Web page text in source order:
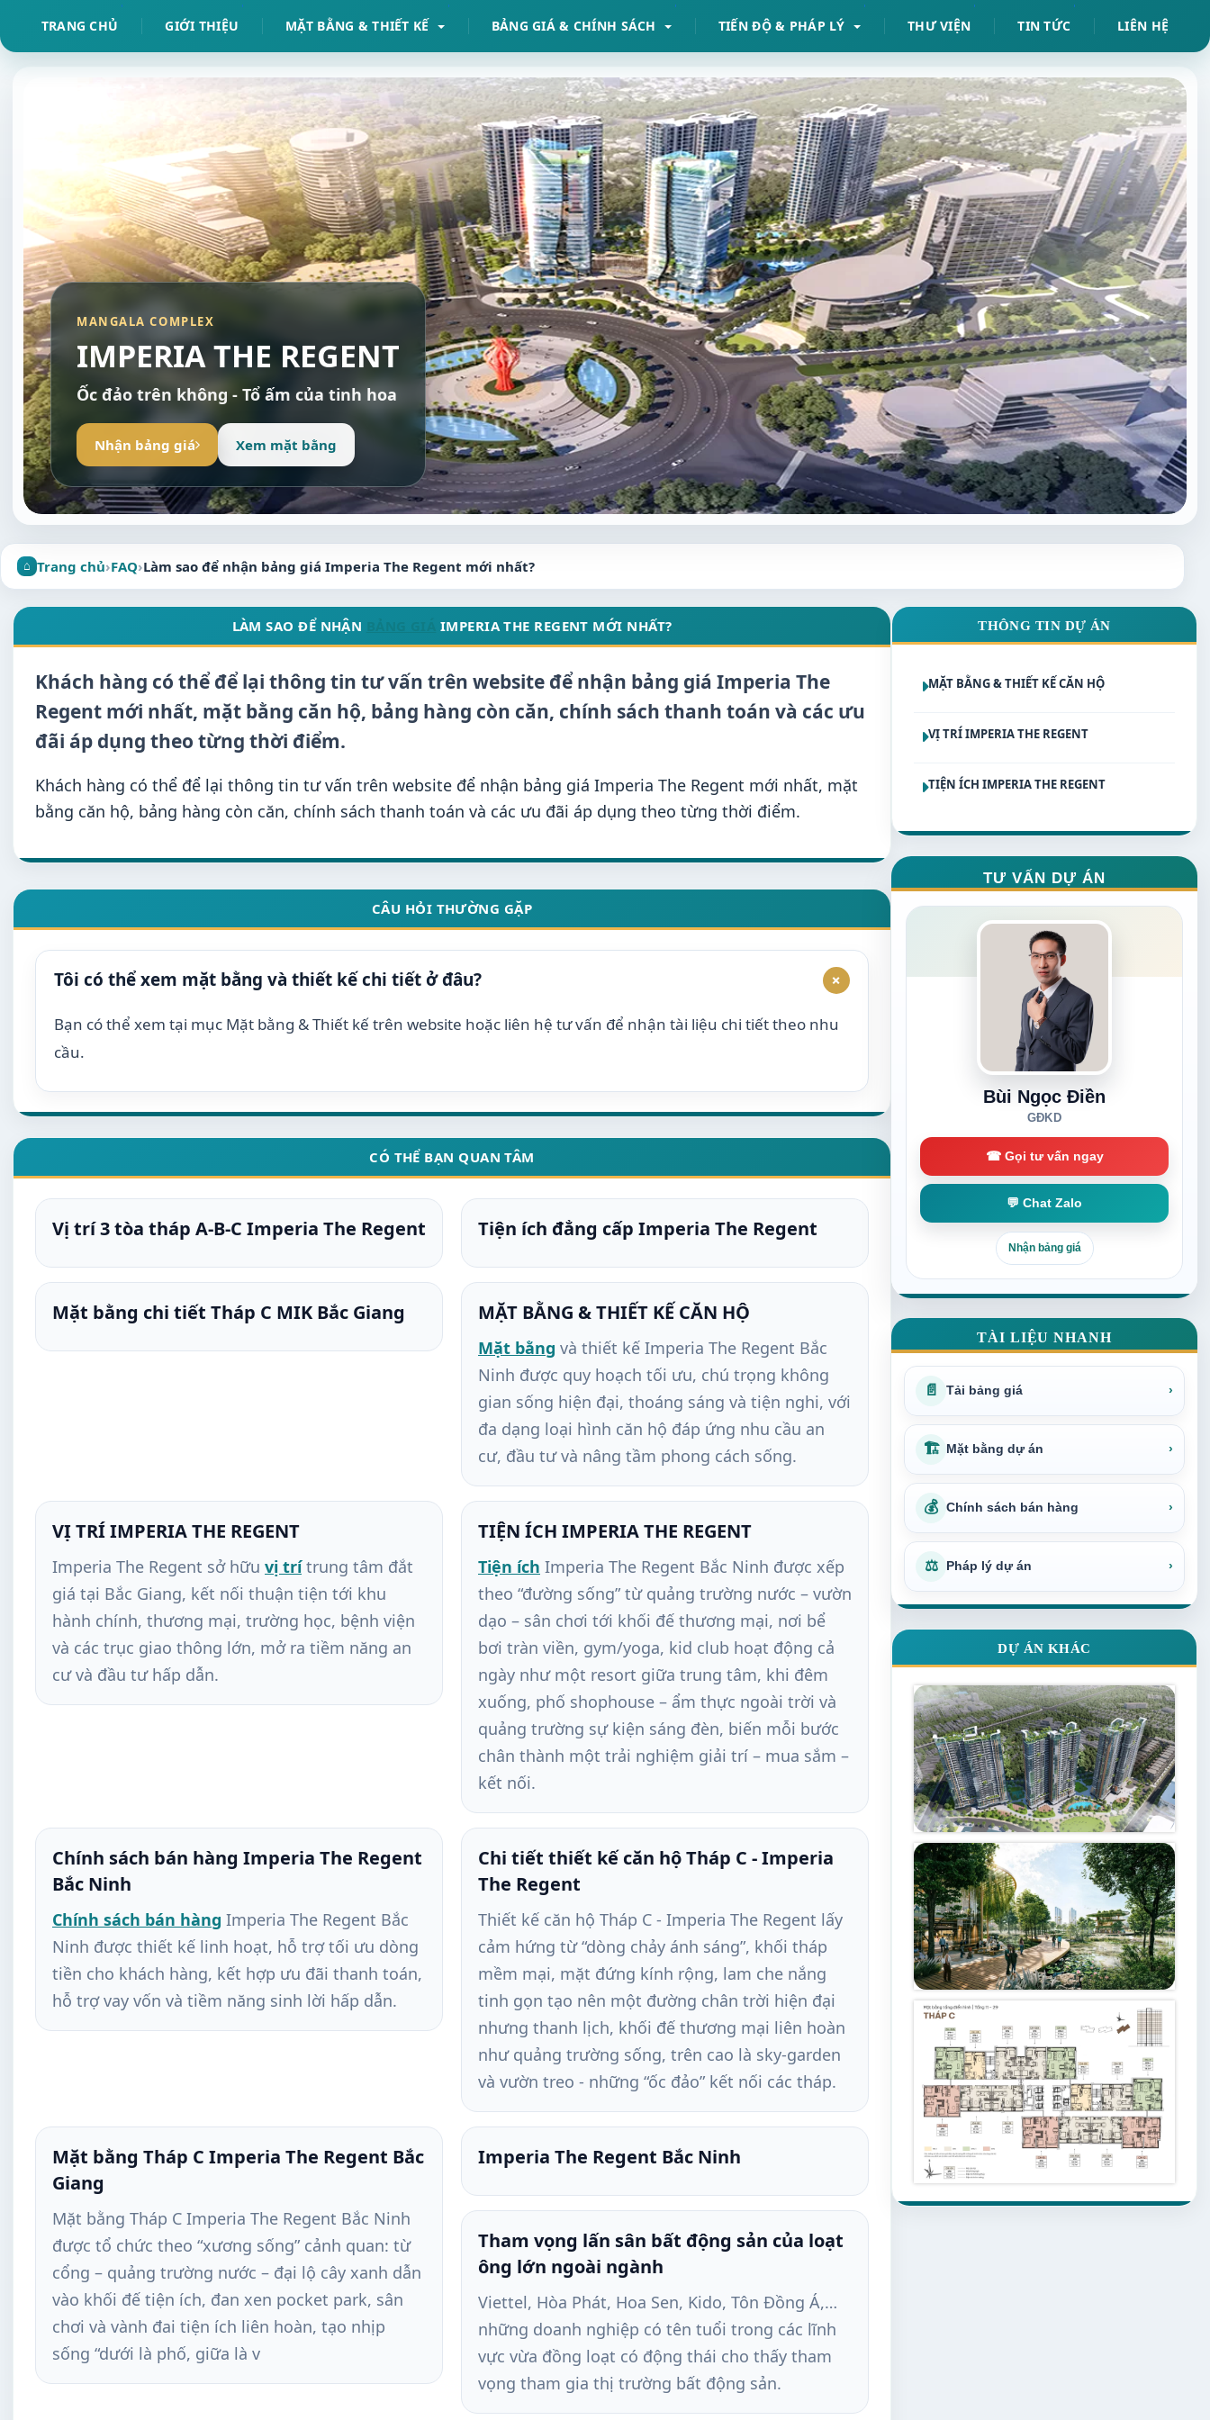
TRANG CHỦ GIỚI THIỆU MẶT BẰNG & THIẾT KẾ BẢNG GIÁ & CHÍNH SÁCH TIẾN ĐỘ & PHÁP LÝ THƯ VIỆN TIN TỨC LIÊN HỆ
MANGALA COMPLEX
IMPERIA THE REGENT
Ốc đảo trên không - Tổ ấm của tinh hoa
Nhận bảng giá Xem mặt bằng
Trang chủ›FAQ›Làm sao để nhận bảng giá Imperia The Regent mới nhất?
LÀM SAO ĐỂ NHẬN IMPERIA THE REGENT MỚI NHẤT?
Khách hàng có thể để lại thông tin tư vấn trên website để nhận bảng giá Imperia The
Regent mới nhất, mặt bằng căn hộ, bảng hàng còn căn, chính sách thanh toán và các ưu
đãi áp dụng theo từng thời điểm.
Khách hàng có thể để lại thông tin tư vấn trên website để nhận bảng giá Imperia The Regent mới nhất, mặt
bằng căn hộ, bảng hàng còn căn, chính sách thanh toán và các ưu đãi áp dụng theo từng thời điểm.
CÂU HỎI THƯỜNG GẶP
Tôi có thể xem mặt bằng và thiết kế chi tiết ở đâu? +
Bạn có thể xem tại mục Mặt bằng & Thiết kế trên website hoặc liên hệ tư vấn để nhận tài liệu chi tiết theo nhu
cầu.
CÓ THỂ BẠN QUAN TÂM
Vị trí 3 tòa tháp A-B-C Imperia The Regent Tiện ích đẳng cấp Imperia The Regent
Mặt bằng chi tiết Tháp C MIK Bắc Giang MẶT BẰNG & THIẾT KẾ CĂN HỘ
Mặt bằng và thiết kế Imperia The Regent Bắc
Ninh được quy hoạch tối ưu, chú trọng không
gian sống hiện đại, thoáng sáng và tiện nghi, với
đa dạng loại hình căn hộ đáp ứng nhu cầu an
cư, đầu tư và nâng tầm phong cách sống.
VỊ TRÍ IMPERIA THE REGENT
Imperia The Regent sở hữu vị trítrung tâm đắt
giá tại Bắc Giang, kết nối thuận tiện tới khu
hành chính, thương mại, trường học, bệnh viện
và các trục giao thông lớn, mở ra tiềm năng an
cư và đầu tư hấp dẫn.
TIỆN ÍCH IMPERIA THE REGENT
Tiện ích Imperia The Regent Bắc Ninh được xếp
theo “đường sống” từ quảng trường nước – vườn
dạo – sân chơi tới khối đế thương mại, nơi bể
bơi tràn viền, gym/yoga, kid club hoạt động cả
ngày như một resort giữa trung tâm, khi đêm
xuống, phố shophouse – ẩm thực ngoài trời và
quảng trường sự kiện sáng đèn, biến mỗi bước
chân thành một trải nghiệm giải trí – mua sắm –
kết nối.
Chính sách bán hàng Imperia The Regent
Bắc Ninh
Chính sách bán hàng Imperia The Regent Bắc
Ninh được thiết kế linh hoạt, hỗ trợ tối ưu dòng
tiền cho khách hàng, kết hợp ưu đãi thanh toán,
hỗ trợ vay vốn và tiềm năng sinh lời hấp dẫn.
Chi tiết thiết kế căn hộ Tháp C - Imperia
The Regent
Thiết kế căn hộ Tháp C - Imperia The Regent lấy
cảm hứng từ “dòng chảy ánh sáng”, khối tháp
mềm mại, mặt đứng kính rộng, lam che nắng
tinh gọn tạo nên một đường chân trời hiện đại
nhưng thanh lịch, khối đế thương mại liên hoàn
như quảng trường sống, trên cao là sky-garden
và vườn treo - những “ốc đảo” kết nối các tháp.
Mặt bằng Tháp C Imperia The Regent Bắc
Giang
Mặt bằng Tháp C Imperia The Regent Bắc Ninh
được tổ chức theo “xương sống” cảnh quan: từ
cổng – quảng trường nước – đại lộ cây xanh dẫn
vào khối đế tiện ích, đan xen pocket park, sân
chơi và vành đai tiện ích liên hoàn, tạo nhịp
sống “dưới là phố, giữa là v
Imperia The Regent Bắc Ninh
Tham vọng lấn sân bất động sản của loạt
ông lớn ngoài ngành
Viettel, Hòa Phát, Hoa Sen, Kido, Tôn Đồng Á,…
những doanh nghiệp có tên tuổi trong các lĩnh
vực vừa đồng loạt có động thái cho thấy tham
vọng tham gia thị trường bất động sản.
THÔNG TIN DỰ ÁN
MẶT BẰNG & THIẾT KẾ CĂN HỘ
VỊ TRÍ IMPERIA THE REGENT
TIỆN ÍCH IMPERIA THE REGENT
TƯ VẤN DỰ ÁN
Bùi Ngọc Điền
GĐKD
☎ Gọi tư vấn ngay
💬 Chat Zalo
Nhận bảng giá
TÀI LIỆU NHANH
📄 Tải bảng giá ›
🏗 Mặt bằng dự án ›
💰 Chính sách bán hàng ›
⚖ Pháp lý dự án ›
DỰ ÁN KHÁC